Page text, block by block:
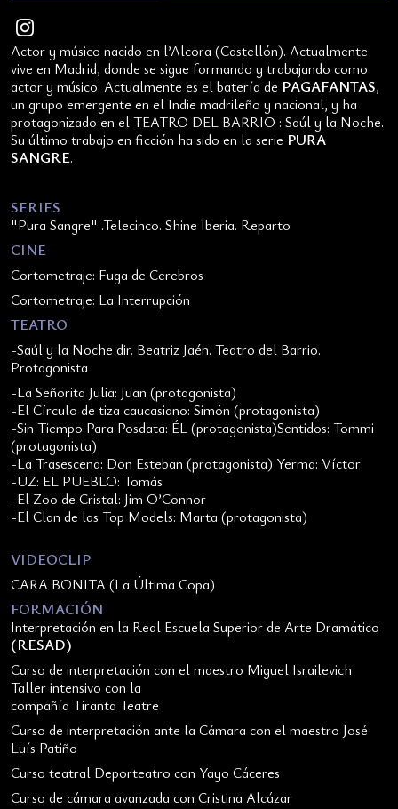
Actor y músico nacido en l’Alcora (Castellón). Actualmente
vive en Madrid, donde se sigue formando y trabajando como
actor y músico. Actualmente es el batería de PAGAFANTAS,
un grupo emergente en el Indie madrileño y nacional, y ha
protagonizado en el TEATRO DEL BARRIO : Saúl y la Noche.
Su último trabajo en ficción ha sido en la serie PURA
SANGRE.
SERIES
"Pura Sangre" .Telecinco. Shine Iberia. Reparto
CINE
Cortometraje: Fuga de Cerebros
Cortometraje: La Interrupción
TEATRO
-Saúl y la Noche dir. Beatriz Jaén. Teatro del Barrio.
Protagonista
-La Señorita Julia: Juan (protagonista)
-El Círculo de tiza caucasiano: Simón (protagonista)
-Sin Tiempo Para Posdata: ÉL (protagonista)Sentidos: Tommi
(protagonista)
-La Trasescena: Don Esteban (protagonista) Yerma: Víctor
-UZ: EL PUEBLO: Tomás
-El Zoo de Cristal: Jim O’Connor
-El Clan de las Top Models: Marta (protagonista)
VIDEOCLIP
CARA BONITA (La Última Copa)
FORMACIÓN
Interpretación en la Real Escuela Superior de Arte Dramático
(RESAD)
Curso de interpretación con el maestro Miguel Israilevich
Taller intensivo con la
compañía Tiranta Teatre
Curso de interpretación ante la Cámara con el maestro José
Luís Patiño
Curso teatral Deporteatro con Yayo Cáceres
Curso de cámara avanzada con Cristina Alcázar